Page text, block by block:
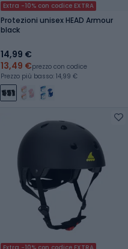
Extra -10% con codice EXTRA
Protezioni unisex HEAD Armour
black
14,99 €
13,49 €prezzo con codice
Prezzo più basso: 14,99 €